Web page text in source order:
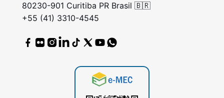
80230-901 Curitiba PR Brasil 🇧🇷
+55 (41) 3310-4545